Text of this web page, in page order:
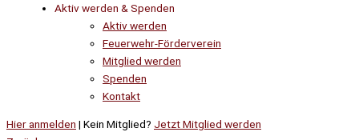
Aktiv werden & Spenden
Aktiv werden
Feuerwehr-Förderverein
Mitglied werden
Spenden
Kontakt
Hier anmelden | Kein Mitglied? Jetzt Mitglied werden